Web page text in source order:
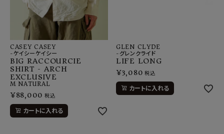
CASEY CASEY
-ケイシーケイシー
BIG RACCOURCIE
SHIRT - ARCH
EXCLUSIVE
M NATURAL
¥88,000 税込
カートに入れる
GLEN CLYDE
-グレンクライド
LIFE LONG
¥3,080 税込
カートに入れる